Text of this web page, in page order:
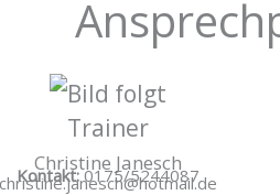
Trainer
Christine Janesch
Kontakt:0175/5244087
christine.janesch@hotmail.de